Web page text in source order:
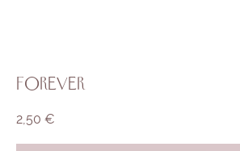
Forever
2,50 €